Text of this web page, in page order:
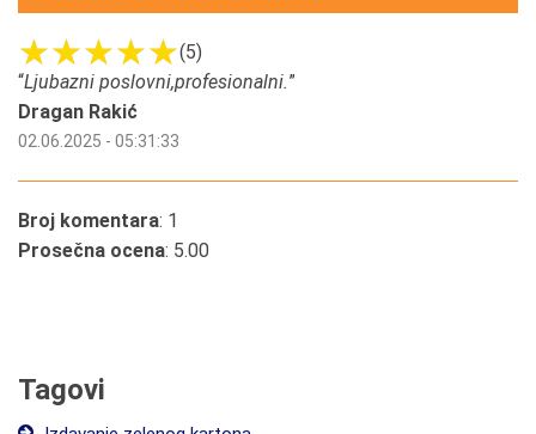
(5)
“Ljubazni poslovni,profesionalni.”
Dragan Rakić
02.06.2025 - 05:31:33
Broj komentara: 1
Prosečna ocena: 5.00
Tagovi